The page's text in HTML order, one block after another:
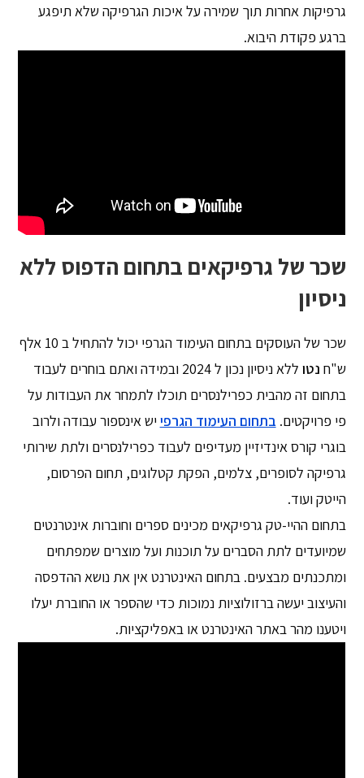
גרפיקות אחרות תוך שמירה על איכות הגרפיקה שלא תיפגע
ברגע פקודת היבוא.
שכר של גרפיקאים בתחום הדפוס ללא
ניסיון
שכר של העוסקים בתחום העימוד הגרפי יכול להתחיל ב 10 אלף
ש"ח נטו
ללא ניסיון נכון ל 2024 ובמידה ואתם בוחרים לעבוד
בתחום זה מהבית כפרילנסרים תוכלו לתמחר את העבודות על
פי פרויקטים.בתחום העימוד הגרפייש אינספור עבודה ולרוב
בוגרי קורס אינדיזיין מעדיפים לעבוד כפרילנסרים ולתת שירותי
גרפיקה לסופרים, צלמים, הפקת קטלוגים, תחום הפרסום,
הייטק ועוד.
בתחום ההיי-טק גרפיקאים מכינים ספרים וחוברות אינטרנטים
שמיועדים לתת הסברים על תוכנות ועל מוצרים שמפתחים
ומתכנתים מבצעים. בתחום האינטרנט אין את נושא ההדפסה
והעיצוב יעשה ברזולוציות נמוכות כדי שהספר או החוברת יעלו
ויטענו מהר באתר האינטרנט או באפליקציות.